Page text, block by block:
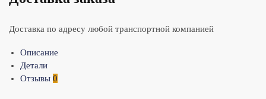
Доставка по адресу любой транспортной компанией
Описание
Детали
Отзывы 0